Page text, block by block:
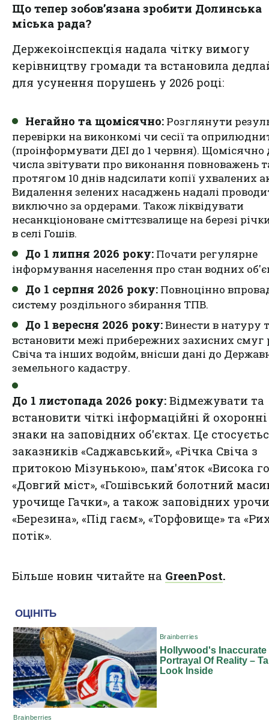
Що тепер зобов’язана зробити Долинська
міська рада?
Держекоінспекція надала чітку вимогу
керівництву громади та встановила
для усунення порушень у 2026 році:
Негайно та щомісячно: Розглянути
перевірки на виконкомі чи сесії та
(проінформувати ДЕІ до 1 червня). Щомісячно
числа звітувати про виконання повноважень
протягом 10 днів надсилати копії ухвалених
Видалення зелених насаджень надалі
виключно за ордерами. Також ліквідувати
несанкціоноване сміттєзвалище на березі
в селі Гошів.
До 1 липня 2026 року: Почати регулярне
інформування населення про стан водних
До 1 серпня 2026 року: Повноцінно
систему роздільного збирання ТПВ.
До 1 вересня 2026 року:Винести в натуру
встановити межі прибережних захисних смуг
Свіча та інших водойм, внісши дані до
земельного кадастру.
До 1 листопада 2026 року: Відмежувати та
встановити чіткі інформаційні й охоронні
знаки на заповідних об'єктах. Це
заказників «Саджавський», «Річка Свіча з
притокою Мізунькою», пам'яток «Висока
«Довгий міст», «Гошівський болотний
урочище Гачки», а також заповідних
«Березина», «Під гаєм», «Торфовище» та
потік».
Більше новин читайте на GreenPost.